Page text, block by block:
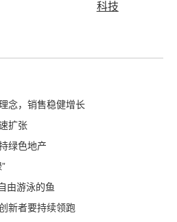
科技
念，销售稳健增长
扩张
绿色地产
由游泳的鱼
新者要持续领跑